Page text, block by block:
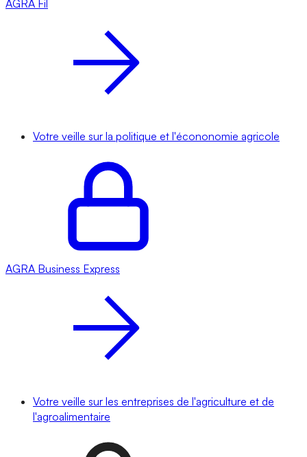
AGRA Fil
Votre veille sur la politique et l'écononomie agricole
AGRA Business Express
Votre veille sur les entreprises de l'agriculture et de
l'agroalimentaire